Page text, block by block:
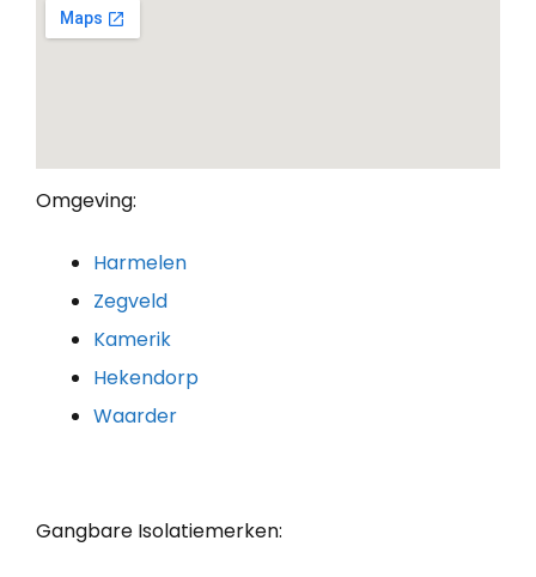
Omgeving:
Harmelen
Zegveld
Kamerik
Hekendorp
Waarder
Gangbare Isolatiemerken: